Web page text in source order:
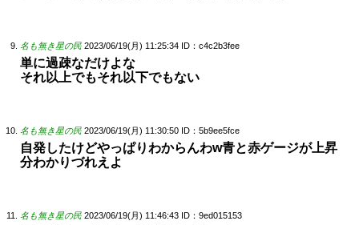
名も無き星の民 2023/06/19(月) 11:25:34 ID：c4c2b3fee
単に過疎なだけよな
それ以上でもそれ以下でもない
名も無き星の民 2023/06/19(月) 11:30:50 ID：5b9ee5fce
自発したけどやっぱりわからんわw青と赤ゲージが上昇
分わかりづれえよ
名も無き星の民 2023/06/19(月) 11:46:43 ID：9ed015153